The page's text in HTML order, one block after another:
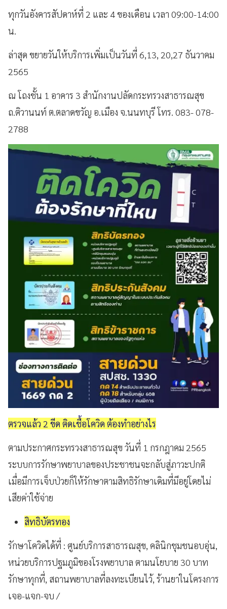
ทุกวันอังคารสัปดาห์ที่ 2 และ 4 ของเดือน เวลา 09:00-14:00
น.
ล่าสุด ขยายวันให้บริการเพิ่มเป็นวันที่ 6,13, 20,27 ธันวาคม
2565
ณ โถงชั้น 1 อาคาร 3 สำนักงานปลัดกระทรวงสาธารณสุข
ถ.ติวานนท์ ต.ตลาดขวัญ อ.เมือง จ.นนทบุรี โทร. 083- 078-
2788
ตรวจแล้ว 2 ขีด ติดเชื้อโควิด ต้องทำอย่างไร
ตามประกาศกระทรวงสาธารณสุข วันที่ 1 กรกฎาคม 2565
ระบบการรักษาพยาบาลของประชาชนจะกลับสู่ภาวะปกติ
เมื่อมีการเจ็บป่วยก็ให้รักษาตามสิทธิรักษาเดิมที่มีอยู่โดยไม่
เสียค่าใช้จ่าย
สิทธิบัตรทอง
รักษาโควิดได้ที่ : ศูนย์บริการสาธารณสุข, คลินิกชุมชนอบอุ่น,
หน่วยบริการปฐมภูมิของโรงพยาบาล ตามนโยบาย 30 บาท
รักษาทุกที่, สถานพยาบาลที่ลงทะเบียนไว้, ร้านยาในโครงการ
เจอ-แจก-จบ /